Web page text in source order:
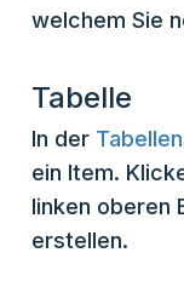
welchem Sie
Tabelle
In der
ein Item.
linken oberen
erstellen.